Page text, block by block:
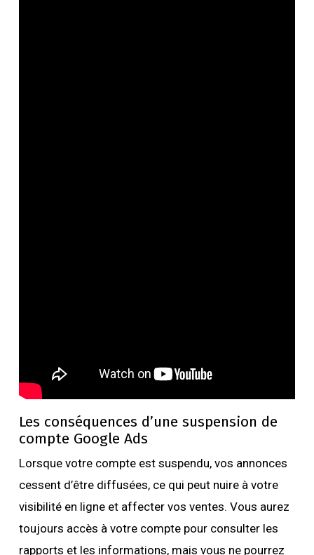
Les conséquences d’une suspension de
compte Google Ads
Lorsque votre compte est suspendu, vos annonces
cessent d’être diffusées, ce qui peut nuire à votre
visibilité en ligne et affecter vos ventes. Vous aurez
toujours accès à votre compte pour consulter les
rapports et les informations, mais vous ne pourrez